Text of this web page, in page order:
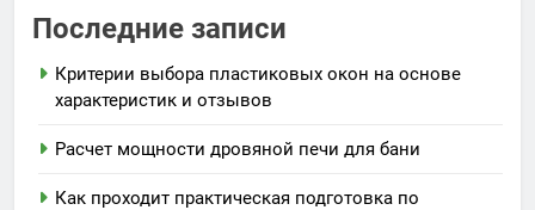
Последние записи
Критерии выбора пластиковых окон на основе
характеристик и отзывов
Расчет мощности дровяной печи для бани
Как проходит практическая подготовка по